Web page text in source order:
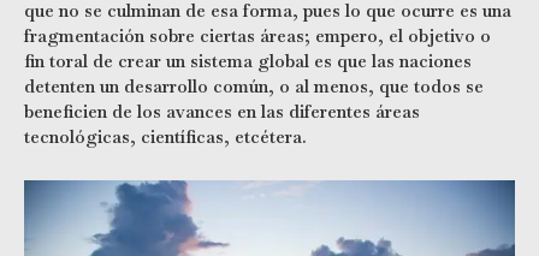
que no se culminan de esa forma, pues lo que ocurre es una
fragmentación sobre ciertas áreas; empero, el objetivo o
fin toral de crear un sistema global es que las naciones
detenten un desarrollo común, o al menos, que todos se
beneficien de los avances en las diferentes áreas
tecnológicas, científicas, etcétera.